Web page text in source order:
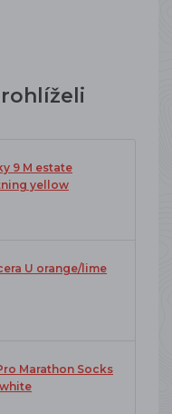
9 M estate
yellow
U orange/lime
Marathon Socks